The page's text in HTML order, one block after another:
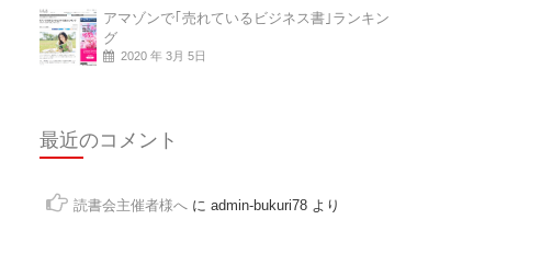
アマゾンで｢売れているビジネス書｣ランキン
グ
2020 年 3月 5日
最近のコメント
読書会主催者様へ に admin-bukuri78 より